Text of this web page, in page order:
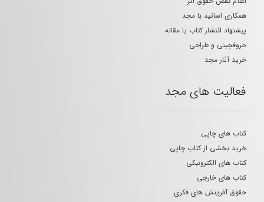
همکاری اساتید با مجد
پیشنهاد انتشار کتاب یا مقاله
حروفچینی و طراحی
خرید آثار مجد
فعالیت های مجد
کتاب های چاپی
خرید بخشی از کتاب چاپی
کتاب های الکترونیکی
کتاب های خارجی
حقوق آفرینش های فکری